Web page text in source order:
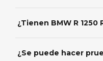
¿Tienen BMW R
garantía BMW y
¿Se puede hacer